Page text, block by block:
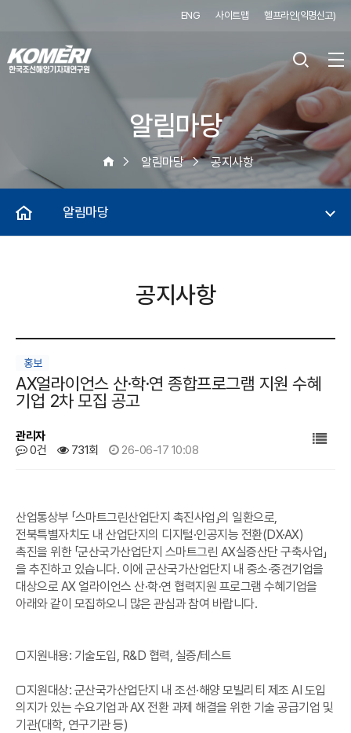
ENG 사이트맵 헬프라인(익명신고)
알림마당
알림마당 공지사항
알림마당
공지사항
홍보
AX얼라이언스 산·학·연 종합프로그램 지원 수혜
기업 2차 모집 공고
관리자
0건
731회 26-06-17 10:08
산업통상부 「스마트그린산업단지 촉진사업」의 일환으로,
전북특별자치도 내 산업단지의 디지털·인공지능 전환(DX·AX)
촉진을 위한 「군산국가산업단지 스마트그린 AX실증산단 구축사업」
을 추진하고 있습니다. 이에 군산국가산업단지 내 중소·중견기업을
대상으로 AX 얼라이언스 산·학·연 협력지원 프로그램 수혜기업을
아래와 같이 모집하오니 많은 관심과 참여 바랍니다.
□지원내용: 기술도입, R&D 협력, 실증/테스트
□지원대상: 군산국가산업단지 내 조선·해양 모빌리티 제조 AI 도입
의지가 있는 수요기업과 AX 전환 과제 해결을 위한 기술 공급기업 및
기관(대학, 연구기관 등)